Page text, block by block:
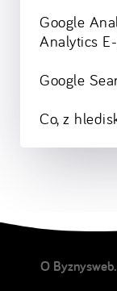
Google
Analytics
Google
Co, z
O